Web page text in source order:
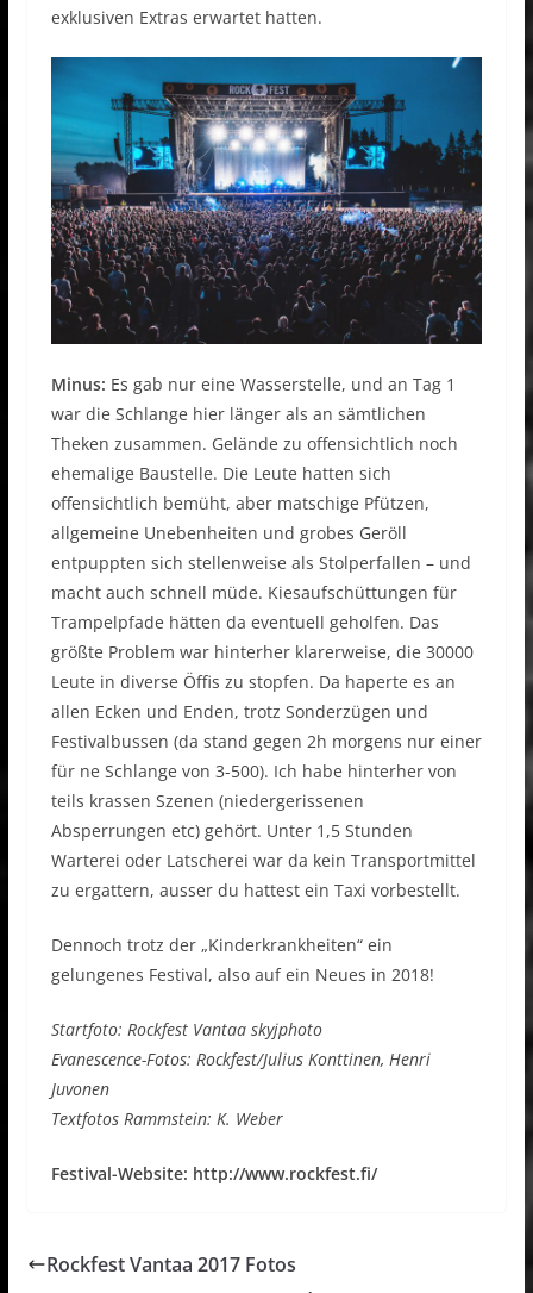
exklusiven Extras erwartet hatten.
Minus: Es gab nur eine Wasserstelle, und an Tag 1
war die Schlange hier länger als an sämtlichen
Theken zusammen. Gelände zu offensichtlich noch
ehemalige Baustelle. Die Leute hatten sich
offensichtlich bemüht, aber matschige Pfützen,
allgemeine Unebenheiten und grobes Geröll
entpuppten sich stellenweise als Stolperfallen – und
macht auch schnell müde. Kiesaufschüttungen für
Trampelpfade hätten da eventuell geholfen. Das
größte Problem war hinterher klarerweise, die 30000
Leute in diverse Öffis zu stopfen. Da haperte es an
allen Ecken und Enden, trotz Sonderzügen und
Festivalbussen (da stand gegen 2h morgens nur einer
für ne Schlange von 3-500). Ich habe hinterher von
teils krassen Szenen (niedergerissenen
Absperrungen etc) gehört. Unter 1,5 Stunden
Warterei oder Latscherei war da kein Transportmittel
zu ergattern, ausser du hattest ein Taxi vorbestellt.
Dennoch trotz der „Kinderkrankheiten“ ein
gelungenes Festival, also auf ein Neues in 2018!
Startfoto: Rockfest Vantaa skyjphoto
Evanescence-Fotos: Rockfest/Julius Konttinen, Henri
Juvonen
Textfotos Rammstein: K. Weber
Festival-Website: http://www.rockfest.fi/
Rockfest Vantaa 2017 Fotos